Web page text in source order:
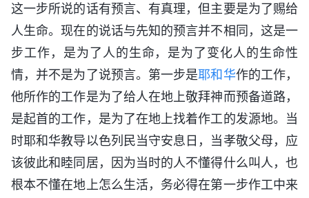
这一步所说的话有预言、有真理，但主要是为了赐给
人生命。现在的说话与先知的预言并不相同，这是一
步工作，是为了人的生命，是为了变化人的生命性
情，并不是为了说预言。第一步是耶和华作的工作，
他所作的工作是为了给人在地上敬拜神而预备道路，
是起首的工作，是为了在地上找着作工的发源地。当
时耶和华教导以色列民当守安息日，当孝敬父母，应
该彼此和睦同居，因为当时的人不懂得什么叫人，也
根本不懂在地上怎么生活，务必得在第一步作工中来